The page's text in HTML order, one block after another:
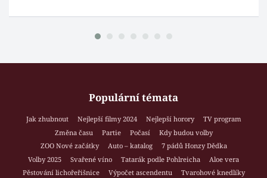
Populární témata
Jak zhubnout Nejlepší filmy 2024 Nejlepší horory
TV program
Změna času
Partie Počasí
Kdy budou volby
ZOO Nové začátky
Auto – katalog
7 pádů Honzy Dědka
Volby 2025
Svařené víno Tatarák podle Pohlreicha
Aloe vera
Pěstování lichořeřišnice
Výpočet ascendentu
Tvarohové knedlíky